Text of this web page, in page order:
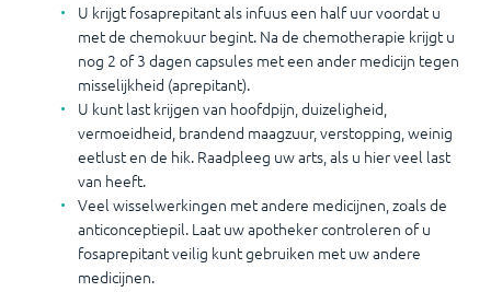
U krijgt fosaprepitant als infuus een half uur voordat u
met de chemokuur begint. Na de chemotherapie krijgt u
nog 2 of 3 dagen capsules met een ander medicijn tegen
misselijkheid (aprepitant).
U kunt last krijgen van hoofdpijn, duizeligheid,
vermoeidheid, brandend maagzuur, verstopping, weinig
eetlust en de hik. Raadpleeg uw arts, als u hier veel last
van heeft.
Veel wisselwerkingen met andere medicijnen, zoals de
anticonceptiepil. Laat uw apotheker controleren of u
fosaprepitant veilig kunt gebruiken met uw andere
medicijnen.